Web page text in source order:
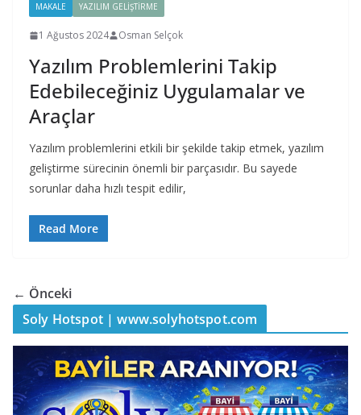
MAKALE YAZILIM GELIŞTIRME
1 Ağustos 2024 Osman Selçok
Yazılım Problemlerini Takip
Edebileceğiniz Uygulamalar ve
Araçlar
Yazılım problemlerini etkili bir şekilde takip etmek, yazılım
geliştirme sürecinin önemli bir parçasıdır. Bu sayede
sorunlar daha hızlı tespit edilir,
Read More
← Önceki
Soly Hotspot | www.solyhotspot.com